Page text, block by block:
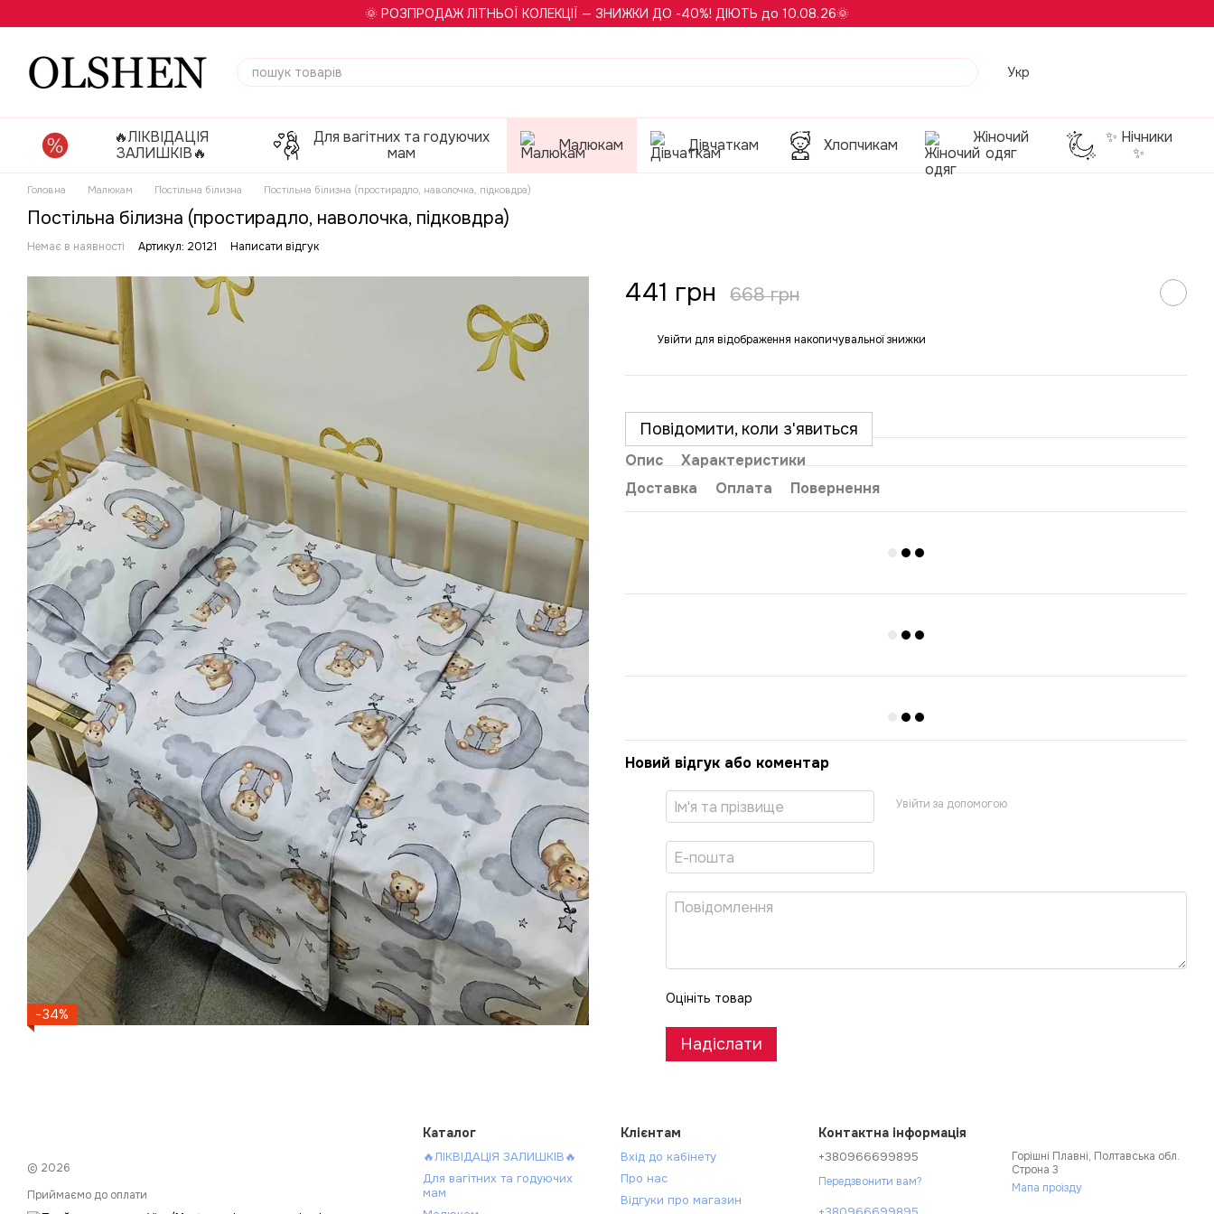
🌞 РОЗПРОДАЖ ЛІТНЬОЇ КОЛЕКЦІЇ — ЗНИЖКИ ДО -40%! ДІЮТЬ до 10.08.26🌞
Укр
🔥ЛІКВІДАЦІЯ
ЗАЛИШКІВ🔥
Для вагітних та годуючих
мам
Малюкам Дівчаткам Хлопчикам
Жіночий
одяг
✨ Нічники
✨
Головна Малюкам Постільна білизна Постільна білизна (простирадло, наволочка, підковдра)
Постільна білизна (простирадло, наволочка, підковдра)
Немає в наявності Артикул: 20121 Написати відгук
−34%
441 грн 668 грн
Увійти для відображення накопичувальної знижки
Повідомити, коли з'явиться
Опис
Характеристики
Доставка
Оплата Повернення
Новий відгук або коментар
Увійти за допомогою
Оцініть товар
Надіслати
© 2026
Приймаємо до оплати
Каталог
🔥ЛІКВІДАЦІЯ ЗАЛИШКІВ🔥
Для вагітних та годуючих
мам
Клієнтам
Вхід до кабінету
Про нас
Відгуки про магазин
Контактна інформація
+380966699895
Передзвонити вам?
Горішні Плавні, Полтавська обл.
Строна 3
Мапа проїзду